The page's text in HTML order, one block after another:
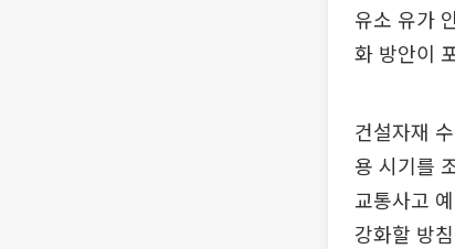
유소 유가
화 방안이
건설자재
용 시기를
교통사고
강화할 방